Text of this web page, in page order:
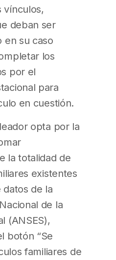
vínculos,
deban ser
en su caso
los
por el
para
en cuestión.
opta por la
la totalidad de
existentes
datos de la
de la
(ANSES),
botón “Se
familiares de